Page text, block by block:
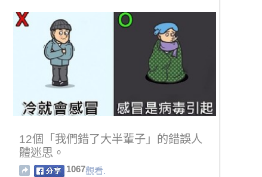
12個「我們錯了大半輩子」的錯誤人
體迷思。
1067觀看.